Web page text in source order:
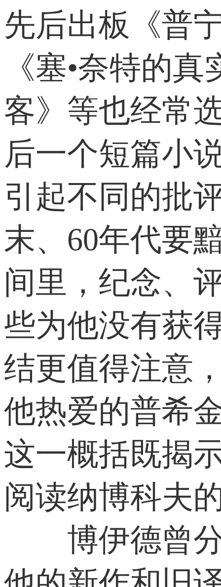
先后出板《普
《塞•奈特的
客》等也经常
后一个短篇小
引起不同的批
末、60年代要
间里，纪念、
些为他没有获
结更值得注意
他热爱的普希
这一概括既揭
阅读纳博科夫
博伊德曾分